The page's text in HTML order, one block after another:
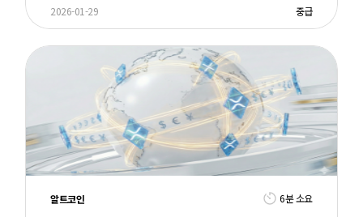
2026-01-29 중급
알트코인 6분 소요